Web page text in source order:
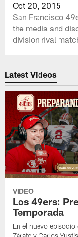
Oct 20, 2015
San Francisco
the media and
division rival
Latest Videos
VIDEO
Los 49ers:
Temporada
En el nuevo
Zárate y Carlos